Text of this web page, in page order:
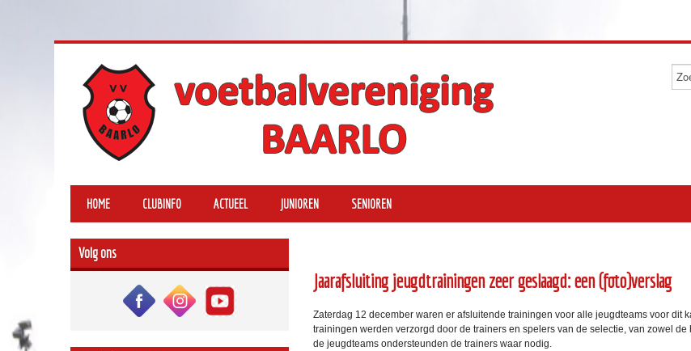
HOME CLUBINFO ACTUEEL JUNIOREN SENIOREN
Jaarafsluiting jeugdtrainingen zeer geslaagd: een (foto)verslag
Zaterdag 12 december waren er afsluitende trainingen voor alle jeugdteams voor dit
trainingen werden verzorgd door de trainers en spelers van de selectie, van zowel
de jeugdteams ondersteunden de trainers waar nodig.
Volg ons